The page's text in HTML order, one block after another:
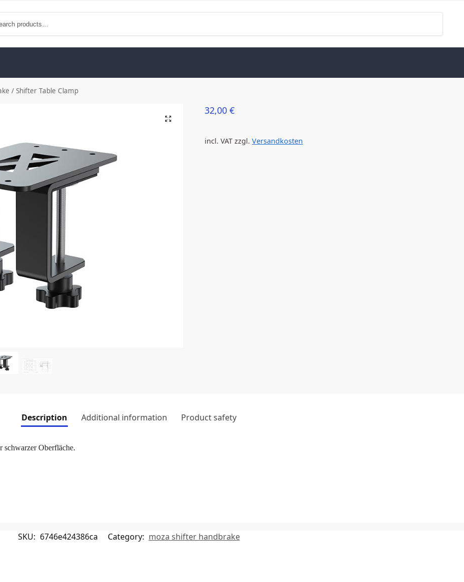
/ Shifter Table Clamp
32,00€
incl. VAT zzgl.Versandkosten
Description Additional information Product safety
schwarzer Oberfläche.
SKU: 6746e424386ca Category: moza shifter handbrake